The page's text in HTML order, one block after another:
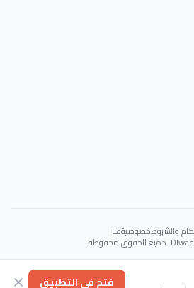
والشروطخصوصيةعنا
Powered byGAIT
فتح في التطبيق